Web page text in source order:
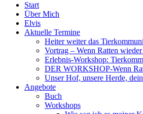
Start
Über Mich
Elvis
Aktuelle Termine
Heiter weiter das
Vortrag – Wenn Ratten
Erlebnis-Workshop:
DER WORKSHOP-Wenn
Unser Hof, unsere Herde,
Angebote
Buch
Workshops